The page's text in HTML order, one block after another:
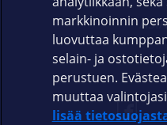
markkinoinnin
luovuttaa
selain- ja
perustuen.
muuttaa
lisää